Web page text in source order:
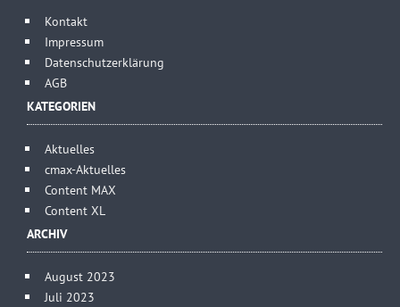
Kontakt
Impressum
Datenschutzerklärung
AGB
KATEGORIEN
Aktuelles
cmax-Aktuelles
Content MAX
Content XL
ARCHIV
August 2023
Juli 2023